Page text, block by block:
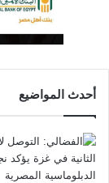
أحدث المواضيع